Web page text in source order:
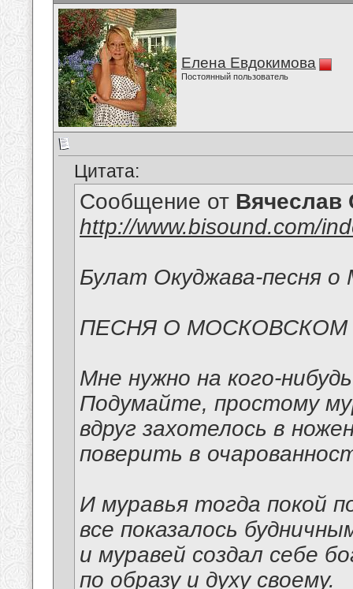
Елена Евдокимова
Постоянный пользователь
Цитата:
Сообщение от Вячеслав
http://www.bisound.com/
Булат Окуджава-песня о
ПЕСНЯ О МОСКОВСКОМ
Мне нужно на кого-
Подумайте, простому
вдруг захотелось в
поверить в
И муравья тогда покой
все показалось
и муравей создал себе
по образу и духу своему.